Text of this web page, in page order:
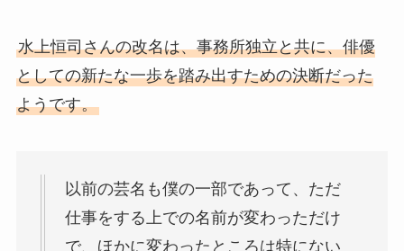
水上恒司さんの改名は、事務所独立と共に、俳優
としての新たな一歩を踏み出すための決断だった
ようです。
以前の芸名も僕の一部であって、ただ
仕事をする上での名前が変わっただけ
で、ほかに変わったところは特にない